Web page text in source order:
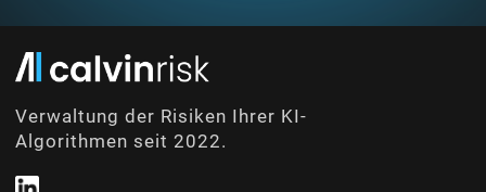
Verwaltung der Risiken Ihrer KI-
Algorithmen seit 2022.